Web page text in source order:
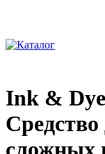
Ink &
Средство